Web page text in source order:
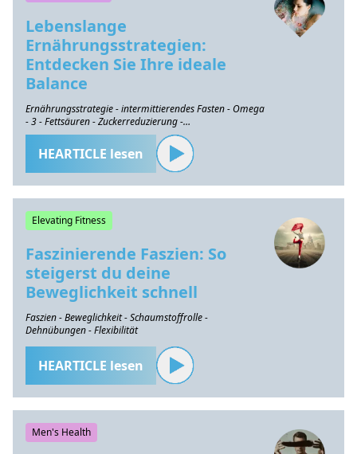
Lebenslange
Ernährungsstrategien:
Entdecken Sie Ihre ideale
Balance
Ernährungsstrategie - intermittierendes Fasten - Omega
- 3 - Fettsäuren - Zuckerreduzierung -
Gesundheitserhaltung
HEARTICLE lesen
Elevating Fitness
Faszinierende Faszien: So
steigerst du deine
Beweglichkeit schnell
Faszien - Beweglichkeit - Schaumstoffrolle -
Dehnübungen - Flexibilität
HEARTICLE lesen
Men's Health